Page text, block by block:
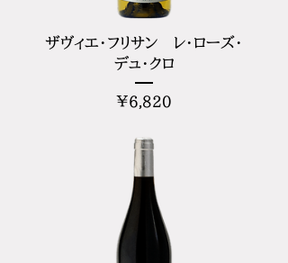
ザヴィエ・フリサン レ・ローズ・
デュ・クロ
¥6,820